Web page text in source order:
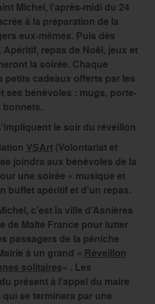
Michel, l’après-midi du 24
à la préparation de la
eux-mêmes. Puis dès
Apéritif, repas de Noël, jeux et
la soirée. Chaque
petits cadeaux offerts par les
ses bénévoles : mugs, porte-
bonnets.
le soir du réveillon
VSArt(Volontariat et
joindra aux bénévoles de la
une soirée « musique et
buffet apéritif et d’un repas.
c’est la ville d’Asnières
de Malte France pour lutter
passagers de la péniche
à un grand « Réveillon
solitaires« . Les
présent à l’appel du maire
se terminera par une